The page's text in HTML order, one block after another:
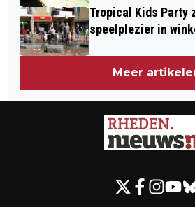
Tropical Kids Party
speelplezier in
Meer